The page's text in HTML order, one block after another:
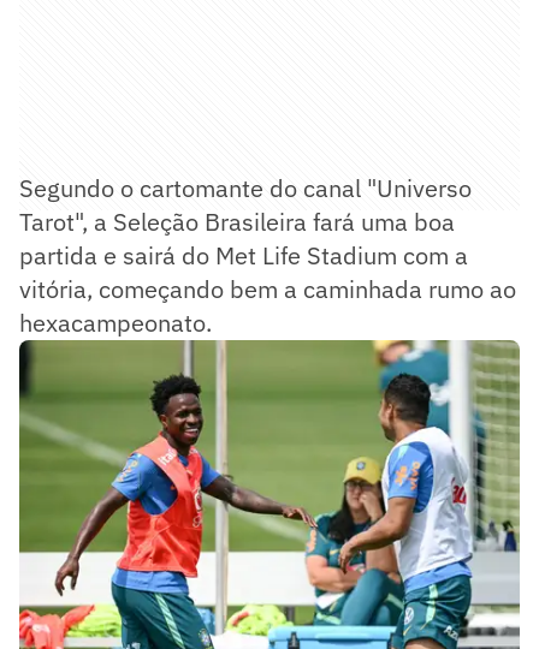
Segundo o cartomante do canal "Universo
Tarot", a Seleção Brasileira fará uma boa
partida e sairá do Met Life Stadium com a
vitória, começando bem a caminhada rumo ao
hexacampeonato.